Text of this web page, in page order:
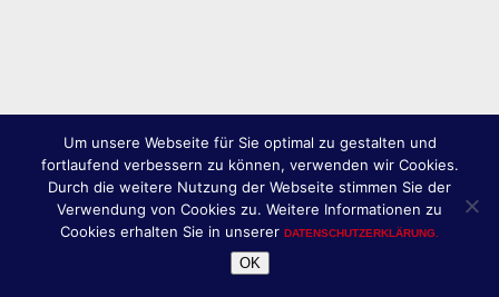
Um unsere Webseite für Sie optimal zu gestalten und
fortlaufend verbessern zu können, verwenden wir Cookies.
Durch die weitere Nutzung der Webseite stimmen Sie der
Verwendung von Cookies zu. Weitere Informationen zu
Cookies erhalten Sie in unserer DATENSCHUTZERKLÄRUNG.
OK